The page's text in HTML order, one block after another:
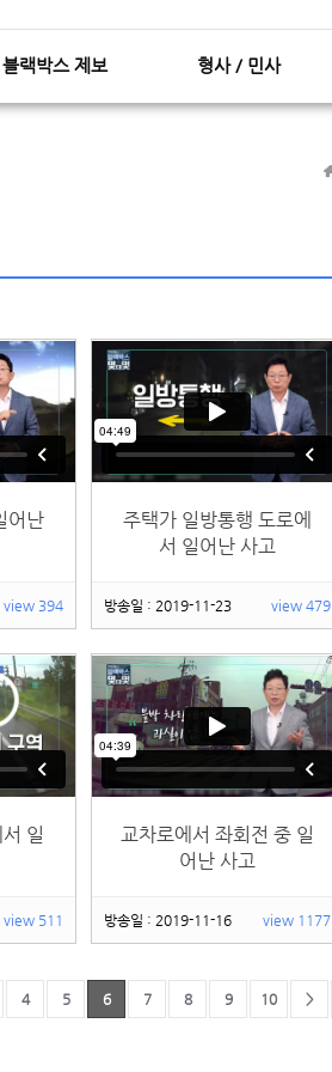
블랙박스 제보 형사 / 민사
어난
view 394
주택가 일방통행 도로에
서 일어난 사고
방송일 : 2019-11-23 view 479
일
view 511
교차로에서 좌회전 중 일
어난 사고
방송일 : 2019-11-16 view 1177
4 5 6 7 8 9 10 >